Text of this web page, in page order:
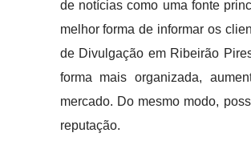
de notícias como uma fonte
melhor forma de informar os
de Divulgação em Ribeirão
forma mais organizada,
mercado. Do mesmo modo,
reputação.